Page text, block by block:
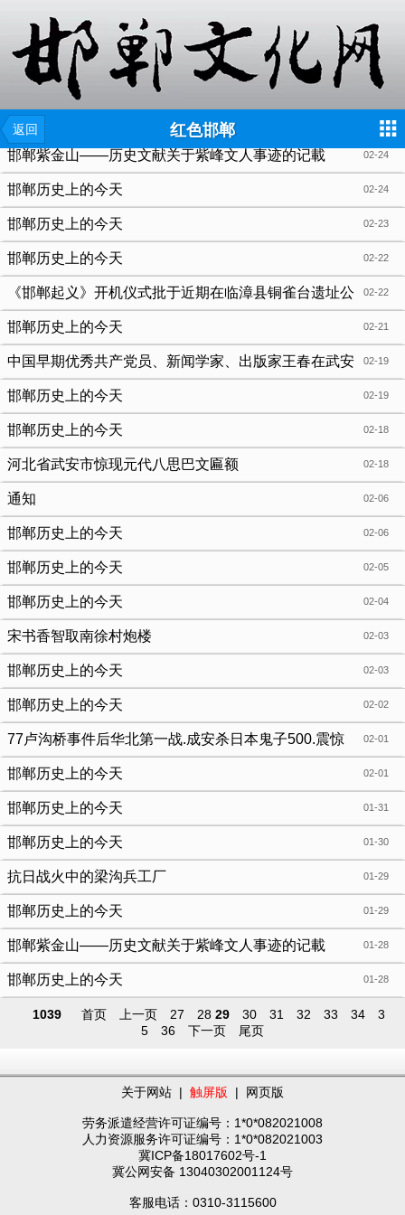
返回 红色邯郸
02-24
邯郸紫金山——历史文献关于紫峰文人事迹的记載
（续） 02-24
邯郸历史上的今天
02-23
邯郸历史上的今天
02-22
邯郸历史上的今天
02-22
《邯郸起义》开机仪式批于近期在临漳县铜雀台遗址公
园举行 02-21
邯郸历史上的今天
02-19
中国早期优秀共产党员、新闻学家、出版家王春在武安
02-19
邯郸历史上的今天
02-18
邯郸历史上的今天
02-18
河北省武安市惊现元代八思巴文匾额
02-06
通知
02-06
邯郸历史上的今天
02-05
邯郸历史上的今天
02-04
邯郸历史上的今天
02-03
宋书香智取南徐村炮楼
02-03
邯郸历史上的今天
02-02
邯郸历史上的今天
02-01
77卢沟桥事件后华北第一战.成安杀日本鬼子500.震惊
中华 02-01
邯郸历史上的今天
01-31
邯郸历史上的今天
01-30
邯郸历史上的今天
01-29
抗日战火中的梁沟兵工厂
01-29
邯郸历史上的今天
01-28
邯郸紫金山——历史文献关于紫峰文人事迹的记載
（续） 01-28
邯郸历史上的今天
1039 首页 上一页 27 28 29 30 31 32 33 34
3
5
36 下一页 尾页
关于网站 | 触屏版 | 网页版
劳务派遣经营许可证编号：1*0*082021008
人力资源服务许可证编号：1*0*082021003
冀ICP备18017602号-1
冀公网安备 13040302001124号
客服电话：0310-3115600